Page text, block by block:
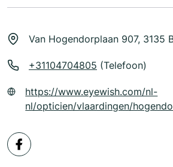
Van Hogendorplaan 907, 3135
+31104704805 (Telefoon)
https://www.eyewish.com/nl-
nl/opticien/vlaardingen/